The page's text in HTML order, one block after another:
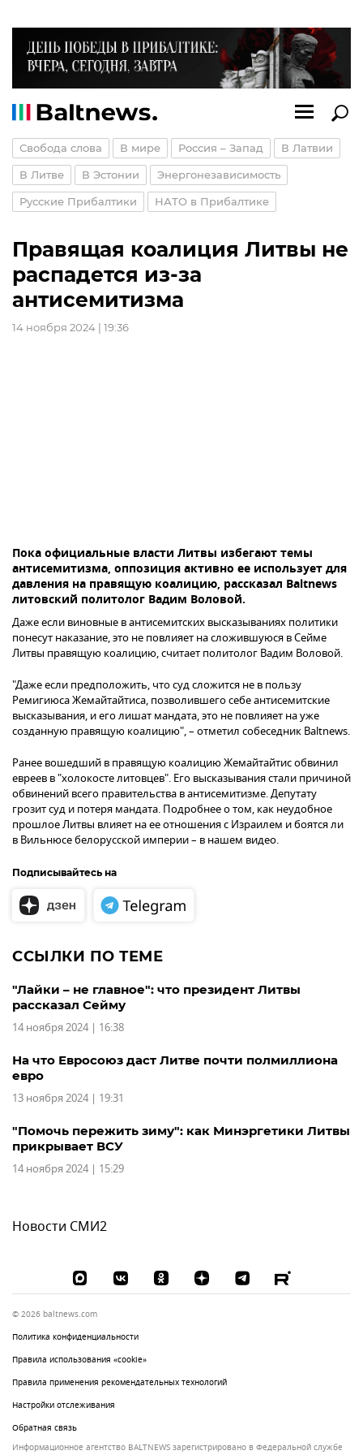
Свобода слова В мире Россия – Запад В Латвии
В Литве В Эстонии Энергонезависимость
Русские Прибалтики НАТО в Прибалтике
Правящая коалиция Литвы не
распадется из-за
антисемитизма
14 ноября 2024 | 19:36
Пока официальные власти Литвы избегают темы
антисемитизма, оппозиция активно ее использует для
давления на правящую коалицию, рассказал Baltnews
Даже если виновные в антисемитских высказываниях политики
понесут наказание, это не повлияет на сложившуюся в Сейме
Литвы правящую коалицию, считает политолог Вадим Воловой.
"Даже если предположить, что суд сложится не в пользу
Ремигиюса Жемайтайтиса, позволившего себе антисемитские
высказывания, и его лишат мандата, это не повлияет на уже
созданную правящую коалицию", – отметил собеседник Baltnews.
Ранее вошедший в правящую коалицию Жемайтайтис обвинил
евреев в "холокосте литовцев". Его высказывания стали причиной
обвинений всего правительства в антисемитизме. Депутату
грозит суд и потеря мандата. Подробнее о том, как неудобное
прошлое Литвы влияет на ее отношения с Израилем и боятся ли
в Вильнюсе белорусской империи – в нашем видео.
Подписывайтесь на
ССЫЛКИ ПО ТЕМЕ
"Лайки – не главное": что президент Литвы
рассказал Сейму
14 ноября 2024 | 16:38
На что Евросоюз даст Литве почти полмиллиона
евро
13 ноября 2024 | 19:31
"Помочь пережить зиму": как Минэргетики Литвы
прикрывает ВСУ
14 ноября 2024 | 15:29
Новости СМИ2
© 2026 baltnews.com
Политика конфиденциальности
Правила использования «cookie»
Правила применения рекомендательных технологий
Настройки отслеживания
Обратная связь
Информационное агентство BALTNEWS зарегистрировано в Федеральной службе